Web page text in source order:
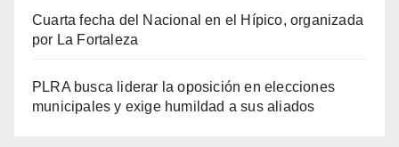
Cuarta fecha del Nacional en el Hípico, organizada
por La Fortaleza
PLRA busca liderar la oposición en elecciones
municipales y exige humildad a sus aliados